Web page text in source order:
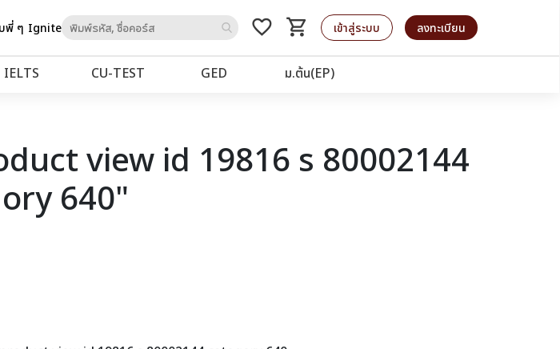
พี่ ๆ Igniteto
favorite_border shopping_cart
รถเข็น เข้าสู่ระบบ ลงทะเบียน
IELTS CU‑TEST GED ม.ต้น(EP)
view id 19816 s 80002144
640"